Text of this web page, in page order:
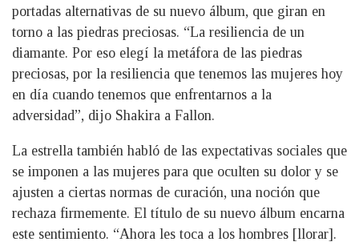
portadas alternativas de su nuevo álbum, que giran en
torno a las piedras preciosas. “La resiliencia de un
diamante. Por eso elegí la metáfora de las piedras
preciosas, por la resiliencia que tenemos las mujeres hoy
en día cuando tenemos que enfrentarnos a la
adversidad”, dijo Shakira a Fallon.
La estrella también habló de las expectativas sociales que
se imponen a las mujeres para que oculten su dolor y se
ajusten a ciertas normas de curación, una noción que
rechaza firmemente. El título de su nuevo álbum encarna
este sentimiento. “Ahora les toca a los hombres [llorar].